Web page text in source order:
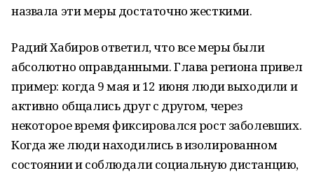
назвала эти меры достаточно жесткими.
Радий Хабиров ответил, что все меры были
абсолютно оправданными. Глава региона привел
пример: когда 9 мая и 12 июня люди выходили и
активно общались друг с другом, через
некоторое время фиксировался рост заболевших.
Когда же люди находились в изолированном
состоянии и соблюдали социальную дистанцию,